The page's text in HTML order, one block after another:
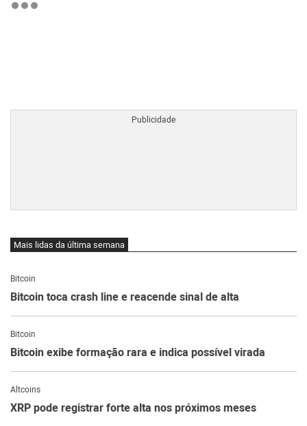
Mais lidas da última semana
Bitcoin
Bitcoin toca crash line e reacende sinal de alta
Bitcoin
Bitcoin exibe formação rara e indica possível virada
Altcoins
XRP pode registrar forte alta nos próximos meses